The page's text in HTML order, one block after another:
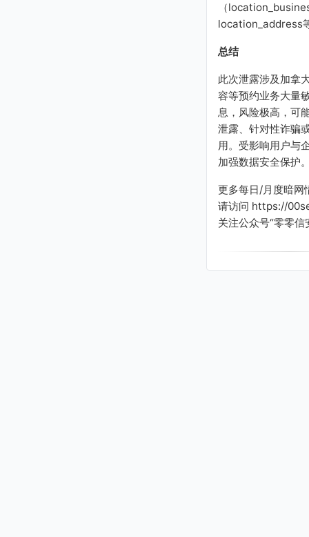
（
location_address
总结
此次泄露涉及加拿
容等预约业务大量
息，风险极高，可
泄露、针对性诈骗
用。受影响用户与
加强数据安全保护
更多每日/月度暗网
请访问 https://
关注公众号“零零信